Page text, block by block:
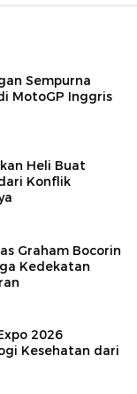
Sempurna
MotoGP Inggris
Heli Buat
Konflik
Graham Bocorin
Kedekatan
2026
Kesehatan dari